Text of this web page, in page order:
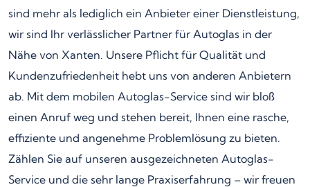
sind mehr als lediglich ein Anbieter einer Dienstleistung,
wir sind Ihr verlässlicher Partner für Autoglas in der
Nähe von Xanten. Unsere Pflicht für Qualität und
Kundenzufriedenheit hebt uns von anderen Anbietern
ab. Mit dem mobilen Autoglas-Service sind wir bloß
einen Anruf weg und stehen bereit, Ihnen eine rasche,
effiziente und angenehme Problemlösung zu bieten.
Zählen Sie auf unseren ausgezeichneten Autoglas-
Service und die sehr lange Praxiserfahrung – wir freuen